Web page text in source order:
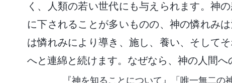
く、人類の若い世代にも与えられます。神
に下されることが多いものの、神の憐れみ
は憐れみにより導き、施し、養い、そして
へと連綿と続けます。なぜなら、神の人間へ
『神を知ることについて』「唯一無二